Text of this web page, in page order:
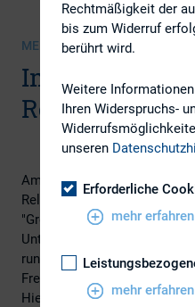
MEDIENSAMMLUNG |
Impressionen
Relations
Am 16. Januar 2020
Relations Tagung über 150
"Green Finance –
Unternehmensfinanzierung?"
rund um die Emission
Fremdkapitalinstrumente in
Hier finden Sie einige
Rechtmäßigkeit der
bis zum Widerruf
berührt wird.
Weitere
Ihren Widerspruchs-
unseren
Erforderliche
mehr erfahren
mehr erfahren